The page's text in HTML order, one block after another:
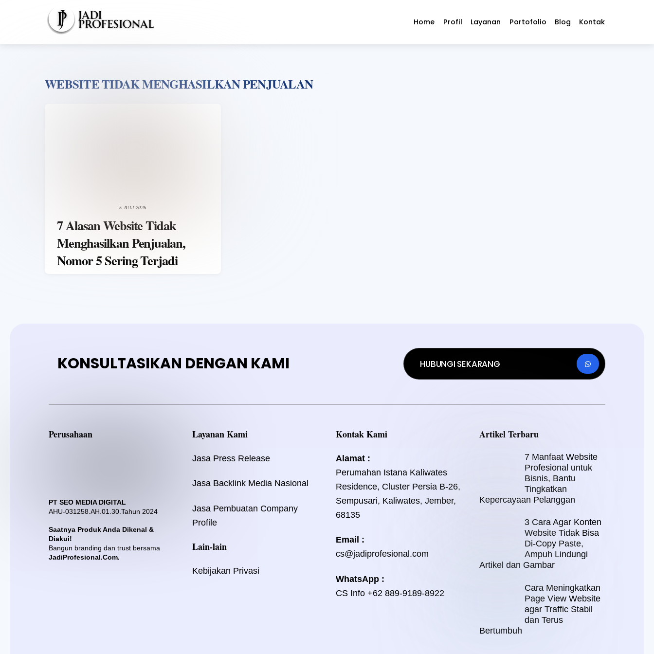
Home Profil Layanan Portofolio Blog Kontak
WEBSITE TIDAK MENGHASILKAN PENJUALAN
5 JULI 2026
7 Alasan Website Tidak
Menghasilkan Penjualan,
Nomor 5 Sering Terjadi
KONSULTASIKAN DENGAN KAMI HUBUNGI SEKARANG
Perusahaan
PT SEO MEDIA DIGITAL
AHU-031258.AH.01.30.Tahun 2024
Saatnya Produk Anda Dikenal &
Diakui!
Bangun branding dan trust bersama
JadiProfesional.Com.
Layanan Kami
Jasa Press Release
Jasa Backlink Media Nasional
Jasa Pembuatan Company
Profile
Lain-lain
Kebijakan Privasi
Kontak Kami
Alamat :
Perumahan Istana Kaliwates
Residence, Cluster Persia B-26,
Sempusari, Kaliwates, Jember,
68135
Email :
cs@jadiprofesional.com
WhatsApp :
CS Info+62 889-9189-8922
Artikel Terbaru
7 Manfaat Website
Profesional untuk
Bisnis, Bantu
Tingkatkan
Kepercayaan Pelanggan
3 Cara Agar Konten
Website Tidak Bisa
Di-Copy Paste,
Ampuh Lindungi
Artikel dan Gambar
Cara Meningkatkan
Page View Website
agar Traffic Stabil
dan Terus
Bertumbuh